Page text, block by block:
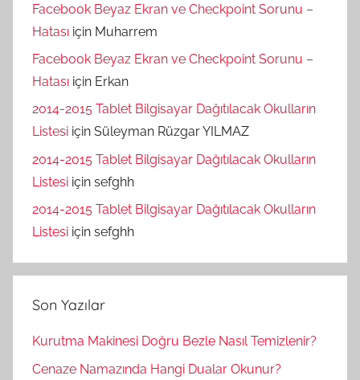
Facebook Beyaz Ekran ve Checkpoint Sorunu –
Hatası için Muharrem
Facebook Beyaz Ekran ve Checkpoint Sorunu –
Hatası için Erkan
2014-2015 Tablet Bilgisayar Dağıtılacak Okulların
Listesi için Süleyman Rüzgar YILMAZ
2014-2015 Tablet Bilgisayar Dağıtılacak Okulların
Listesi için sefghh
2014-2015 Tablet Bilgisayar Dağıtılacak Okulların
Listesi için sefghh
Son Yazılar
Kurutma Makinesi Doğru Bezle Nasıl Temizlenir?
Cenaze Namazında Hangi Dualar Okunur?